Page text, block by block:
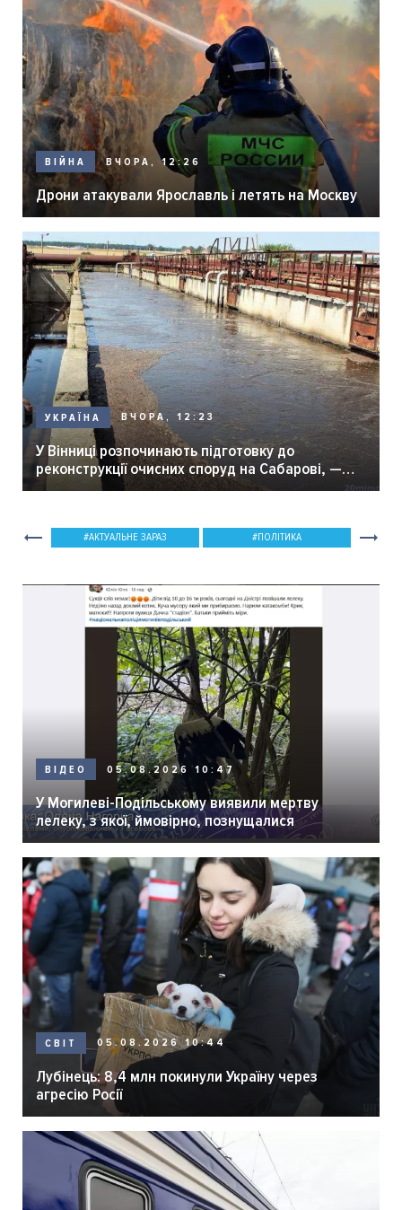
ВІЙНА ВЧОРА, 12:26
Дрони атакували Ярославль і летять на Москву
УКРАЇНА ВЧОРА, 12:23
У Вінниці розпочинають підготовку до
реконструкції очисних споруд на Сабарові, —
мер Вінниці.
АКТУАЛЬНЕ ЗАРАЗ ПОЛІТИКА
ВІДЕО 05.08.2026 10:47
У Могилеві-Подільському виявили мертву
лелеку, з якої, ймовірно, познущалися
СВІТ 05.08.2026 10:44
Лубінець: 8,4 млн покинули Україну через
агресію Росії